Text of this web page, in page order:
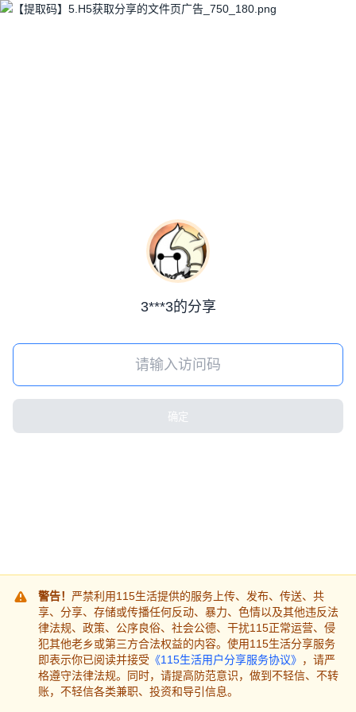
3***3的分享
确定
警告！ 严禁利用115生活提供的服务上传、发布、传送、共
享、分享、存储或传播任何反动、暴力、色情以及其他违反法
律法规、政策、公序良俗、社会公德、干扰115正常运营、侵
犯其他老乡或第三方合法权益的内容。使用115生活分享服务
即表示你已阅读并接受 《115生活用户分享服务协议》 ，请严
格遵守法律法规。同时，请提高防范意识，做到不轻信、不转
账，不轻信各类兼职、投资和导引信息。